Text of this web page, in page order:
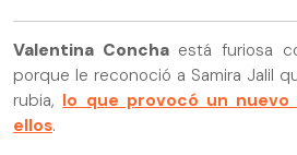
Valentina Concha está furiosa
porque le reconoció a Samira Jalil
rubia, lo que provocó un
ellos.